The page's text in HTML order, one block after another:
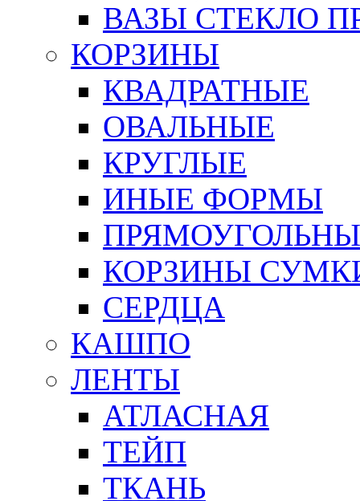
ВАЗЫ СТЕКЛО
КОРЗИНЫ
КВАДРАТНЫЕ
ОВАЛЬНЫЕ
КРУГЛЫЕ
ИНЫЕ ФОРМЫ
КОРЗИНЫ
СЕРДЦА
КАШПО
ЛЕНТЫ
АТЛАСНАЯ
ТЕЙП
ТКАНЬ